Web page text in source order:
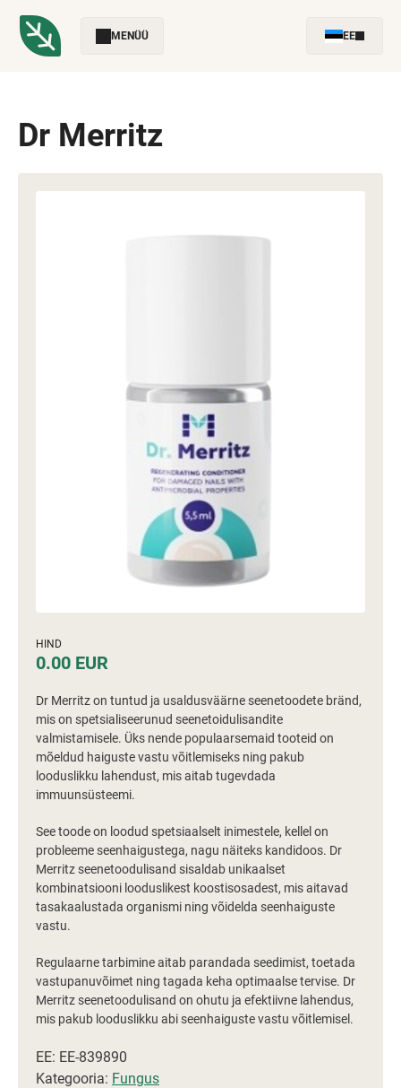
MENÜÜ EE
Dr Merritz
HIND
0.00 EUR
Dr Merritz on tuntud ja usaldusväärne seenetoodete bränd,
mis on spetsialiseerunud seenetoidulisandite
valmistamisele. Üks nende populaarsemaid tooteid on
mõeldud haiguste vastu võitlemiseks ning pakub
looduslikku lahendust, mis aitab tugevdada
immuunsüsteemi.
See toode on loodud spetsiaalselt inimestele, kellel on
probleeme seenhaigustega, nagu näiteks kandidoos. Dr
Merritz seenetoodulisand sisaldab unikaalset
kombinatsiooni looduslikest koostisosadest, mis aitavad
tasakaalustada organismi ning võidelda seenhaiguste
vastu.
Regulaarne tarbimine aitab parandada seedimist, toetada
vastupanuvõimet ning tagada keha optimaalse tervise. Dr
Merritz seenetoodulisand on ohutu ja efektiivne lahendus,
mis pakub looduslikku abi seenhaiguste vastu võitlemisel.
EE: EE-839890
Kategooria: Fungus